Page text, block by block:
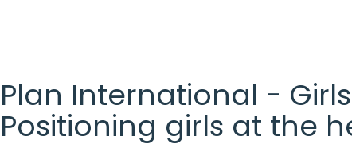
Plan International -
Positioning girls at the